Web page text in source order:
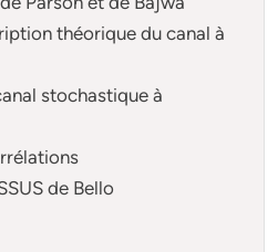
théorique du canal à
stochastique à
de Bello